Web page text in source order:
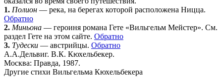
1. Полион — река, на берегах которой расположена Ницца.
Обратно
2. Миньона — героиня романа Гете «Вильгельм Мейстер». См.
раздел Гете на этом сайте. Обратно
3. Тудески — австрийцы. Обратно
А.А.Дельвиг. В.К. Кюхельбекер.
Москва: Правда, 1987.
Другие стихи Вильгельма Кюхельбекера